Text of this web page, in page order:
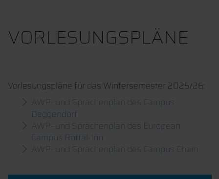
VORLESUNGSPLÄNE
Vorlesungspläne für das Wintersemester 2025/26:
AWP- und Sprachenplan des Campus
Deggendorf
AWP- und Sprachenplan des European
Campus Rottal-Inn
AWP- und Sprachenplan des Campus Cham